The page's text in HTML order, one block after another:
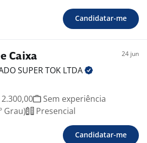
Candidatar-me
Caixa 24 jun
SUPER TOK LTDA
Sem experiência
Grau)
Presencial
Candidatar-me